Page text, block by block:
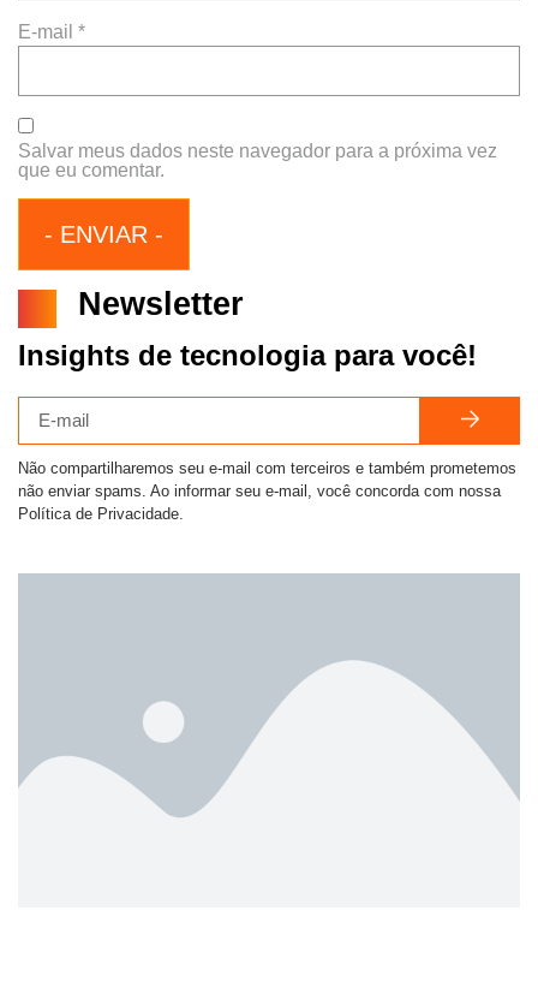
E-mail *
Salvar meus dados neste navegador para a próxima vez
que eu comentar.
Newsletter
Insights de tecnologia para você!
Não compartilharemos seu e-mail com terceiros e também prometemos
não enviar spams. Ao informar seu e-mail, você concorda com nossa
Política de Privacidade.